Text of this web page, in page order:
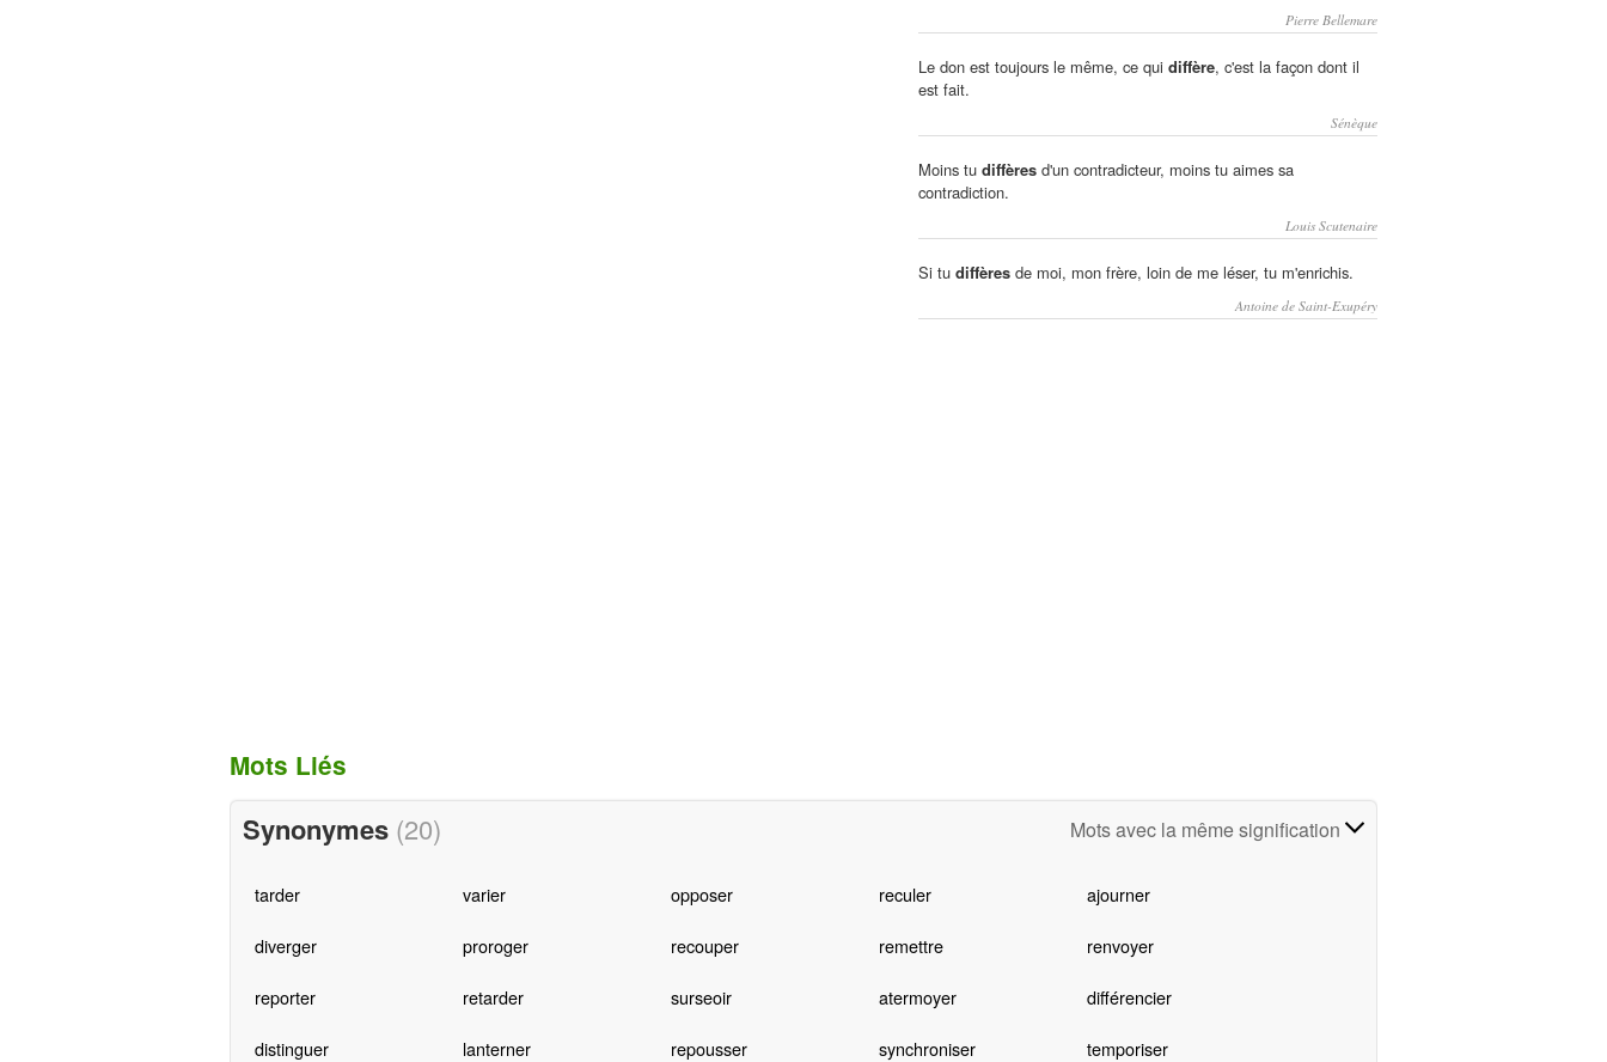
Pierre Bellemare
Le don est toujours le même, ce qui diffère, c'est la façon dont il
est fait.
Sénèque
Moins tu diffères d'un contradicteur, moins tu aimes sa
contradiction.
Louis Scutenaire
Si tu diffères de moi, mon frère, loin de me léser, tu m'enrichis.
Antoine de Saint-Exupéry
Mots Liés
Synonymes (20) Mots avec la même signification
tarder varier opposer reculer ajourner
diverger proroger recouper remettre renvoyer
reporter retarder surseoir atermoyer différencier
distinguer lanterner repousser synchroniser temporiser